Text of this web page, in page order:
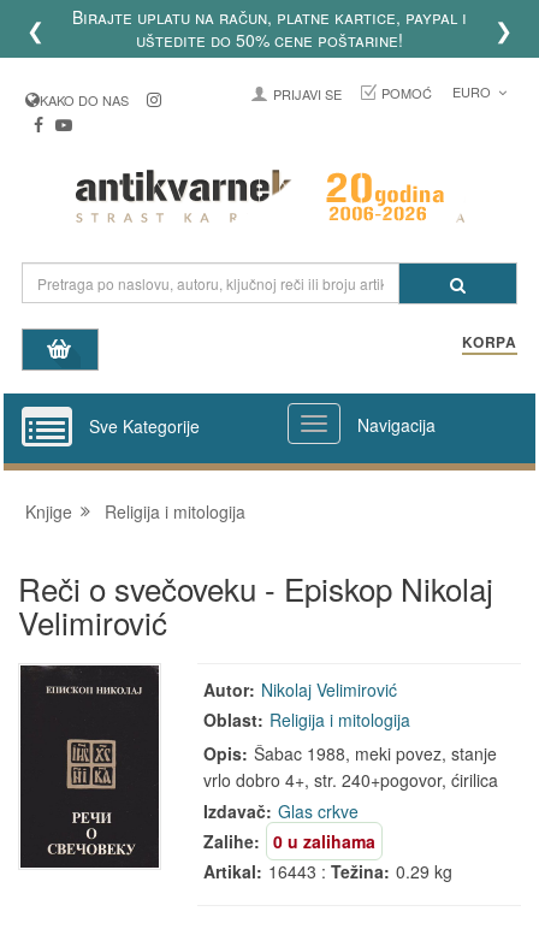
❮
Birajte uplatu na račun, platne kartice, paypal i
uštedite do 50% cene poštarine!
❯
KAKO DO NAS PRIJAVI SE POMOĆ EURO
KORPA
Sve Kategorije Navigacija
Knjige Religija i mitologija
Reči o svečoveku - Episkop Nikolaj
Velimirović
Autor: Nikolaj Velimirović
Oblast: Religija i mitologija
Opis: Šabac 1988, meki povez, stanje
vrlo dobro 4+, str. 240+pogovor, ćirilica
Izdavač: Glas crkve
Zalihe:
0 u zalihama
Artikal: 16443 :Težina: 0.29 kg